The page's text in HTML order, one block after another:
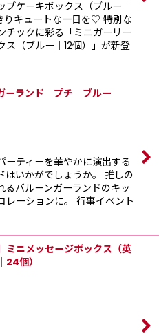
プケーキボックス（ブルー｜
りキュートな一日を♡ 特別な
チックに彩る「ミニガーリー
ス（ブルー｜12個）」が新登
ーランド プチ ブルー
ーティーを華やかに演出する
はいかがでしょうか。 推しの
るバルーンガーランドのキッ
レーションに。 行事イベント
ミニメッセージボックス（英
24個）